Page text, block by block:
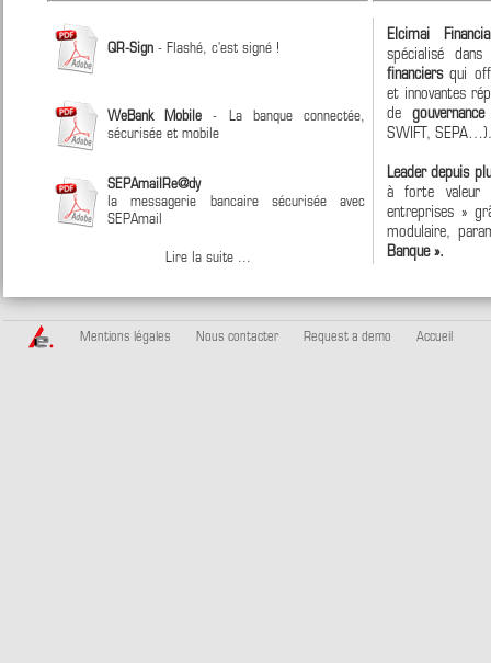
QR-Sign - Flashé, c'est signé !
WeBank Mobile- La banque connectée,
sécurisée et mobile
SEPAmailRe@dy
la messagerie bancaire sécurisée avec
SEPAmail
Lire la suite ...
Elcimai
spécialisé
financiersqui
et innovantes
de
SWIFT, SEPA…).
Leader depuis
à forte valeur
entreprises »
modulaire,
Banque ».
Mentions légales Nous contacter Request a demo Accueil